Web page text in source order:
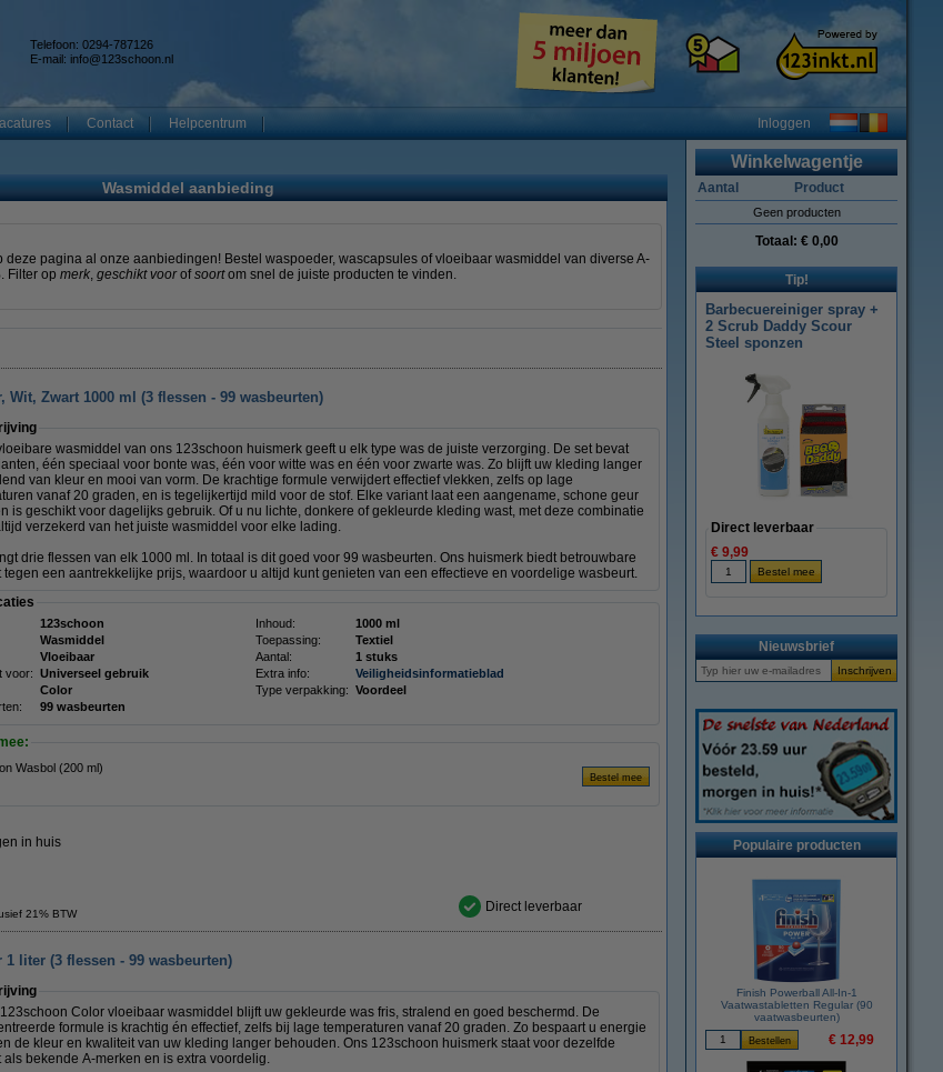
Telefoon: 0294-787126
E-mail: info@123schoon.nl
Contact Helpcentrum Inloggen
Wasmiddel aanbieding
pagina al onze aanbiedingen! Bestel waspoeder, wascapsules of vloeibaar wasmiddel van diverse A-
Filter op merk, geschikt voorofsoortom snel de juiste producten te vinden.
Zwart 1000 ml (3 flessen - 99 wasbeurten)
wasmiddel van ons 123schoon huismerk geeft u elk type was de juiste verzorging. De set bevat
één speciaal voor bonte was, één voor witte was en één voor zwarte was. Zo blijft uw kleding langer
van kleur en mooi van vorm. De krachtige formule verwijdert effectief vlekken, zelfs op lage
vanaf 20 graden, en is tegelijkertijd mild voor de stof. Elke variant laat een aangename, schone geur
is geschikt voor dagelijks gebruik. Of u nu lichte, donkere of gekleurde kleding wast, met deze combinatie
verzekerd van het juiste wasmiddel voor elke lading.
drie flessen van elk 1000 ml. In totaal is dit goed voor 99 wasbeurten. Ons huismerk biedt betrouwbare
tegen een aantrekkelijke prijs, waardoor u altijd kunt genieten van een effectieve en voordelige wasbeurt.
123schoon Inhoud:
1000 ml
Wasmiddel Toepassing:
Textiel
Vloeibaar Aantal:
1 stuks
voor: Universeel gebruik Extra info:
Veiligheidsinformatieblad
Color Type verpakking: Voordeel
99 wasbeurten
Wasbol (200 ml)
in huis
21% BTW Direct leverbaar
liter (3 flessen - 99 wasbeurten)
123schoon Color vloeibaar wasmiddel blijft uw gekleurde was fris, stralend en goed beschermd. De
formule is krachtig én effectief, zelfs bij lage temperaturen vanaf 20 graden. Zo bespaart u energie
de kleur en kwaliteit van uw kleding langer behouden. Ons 123schoon huismerk staat voor dezelfde
als bekende A-merken en is extra voordelig.
Winkelwagentje
Aantal Product
Geen producten
Totaal: € 0,00
Tip!
Barbecuereiniger spray +
2 Scrub Daddy Scour
Steel sponzen
Direct leverbaar
€ 9,99
Nieuwsbrief
Populaire producten
Finish Powerball All-In-1
Vaatwastabletten Regular (90
vaatwasbeurten)
€ 12,99